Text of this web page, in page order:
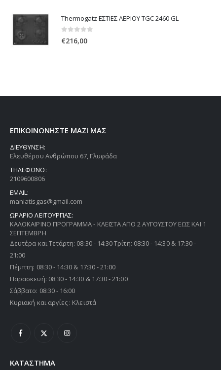
Thermogatz ΕΣΤΙΕΣ ΑΕΡΙΟΥ TGC 2460 GL
0out of 5
€216,00
ΕΠΙΚΟΙΝΩΝΗΣΤΕ ΜΑΖΙ ΜΑΣ
ΔΙΕΥΘΥΝΣΗ:
Ελευθέρου Ανθρώπου 67, Γλυφάδα
ΤΗΛΕΦΩΝΟ:
2109600806
EMAIL:
maniatisgas@gmail.com
ΩΡΑΡΙΟ ΛΕΙΤΟΥΡΓΙΑΣ:
ΚΑΛΟΚΑΙΡΙΝΟ ΠΡΟΓΡΑΜΜΑ - ΚΛΕΙΣΤΑ ΑΠΟ 2 ΑΥΓΟΥΣΤΟΥ ΕΩΣ ΚΑΙ 1
ΣΕΠΤΕΜΒΡΗ
Δευτέρα και Τετάρτη: 08:30 - 14:30 Τρίτη: 08:30 - 14:30 & 17:30 -
21:00
Πέμπτη: 08:30 - 14:30 & 17:30 - 21:00
Παρασκευή: 08:30 - 14:30 & 17:30 - 21:00
Σάββατο: 08:30 - 16:00
Κυριακή και αργίες : Κλειστά
ΚΑΤΑΣΤΗΜΑ